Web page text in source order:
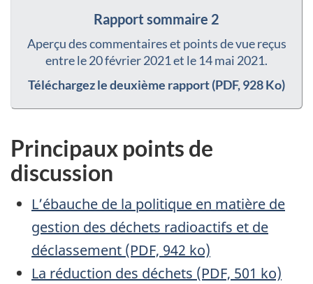
Rapport sommaire 2
Aperçu des commentaires et points de vue reçus
entre le 20 février 2021 et le 14 mai 2021.
Téléchargez le deuxième rapport (PDF, 928 Ko)
Principaux points de
discussion
L’ébauche de la politique en matière de
gestion des déchets radioactifs et de
déclassement (PDF, 942 ko)
La réduction des déchets (PDF, 501 ko)